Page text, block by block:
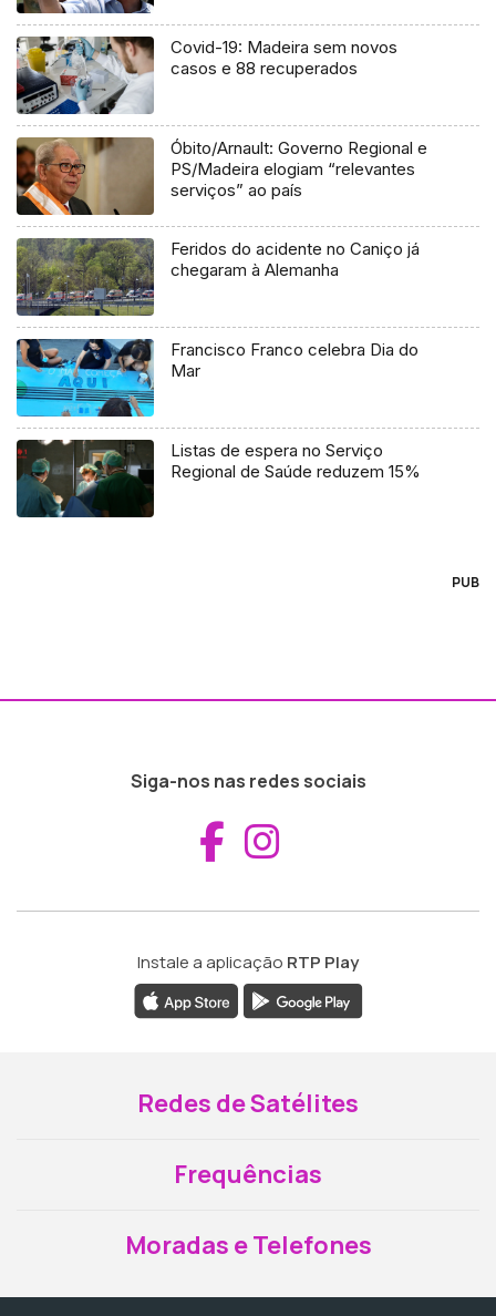
Covid-19: Madeira sem novos
casos e 88 recuperados
Óbito/Arnault: Governo Regional e
PS/Madeira elogiam “relevantes
serviços” ao país
Feridos do acidente no Caniço já
chegaram à Alemanha
Francisco Franco celebra Dia do
Mar
Listas de espera no Serviço
Regional de Saúde reduzem 15%
PUB
Siga-nos nas redes sociais
Aceder ao
Instale a aplicação RTP Play
Redes de Satélites
Frequências
Moradas e Telefones